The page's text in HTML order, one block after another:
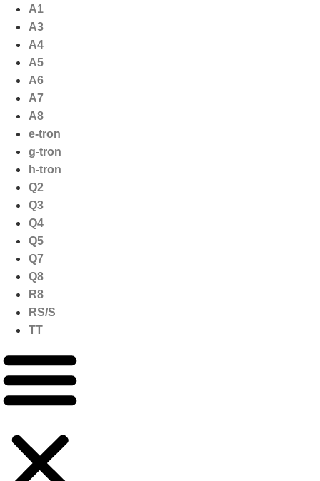
naar
inhoud
A1
A3
A4
A5
A6
A7
A8
e-tron
g-tron
h-tron
Q2
Q3
Q4
Q5
Q7
Q8
R8
RS/S
TT